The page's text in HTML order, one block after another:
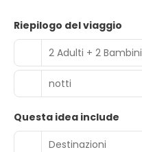
Riepilogo del viaggio
2 Adulti + 2 Bambini
notti
Questa idea include
Destinazioni